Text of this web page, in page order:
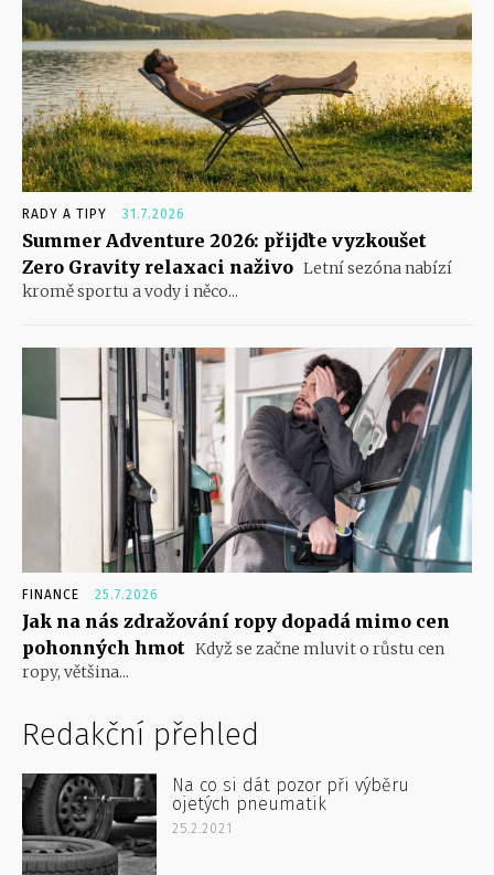
RADY A TIPY 31.7.2026
Summer Adventure 2026: přijďte vyzkoušet
Zero Gravity relaxaci naživo Letní sezóna nabízí
kromě sportu a vody i něco...
FINANCE 25.7.2026
Jak na nás zdražování ropy dopadá mimo cen
pohonných hmot Když se začne mluvit o růstu cen
ropy, většina...
Redakční přehled
Na co si dát pozor při výběru
ojetých pneumatik
25.2.2021